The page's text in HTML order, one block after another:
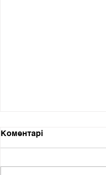
Коментарі